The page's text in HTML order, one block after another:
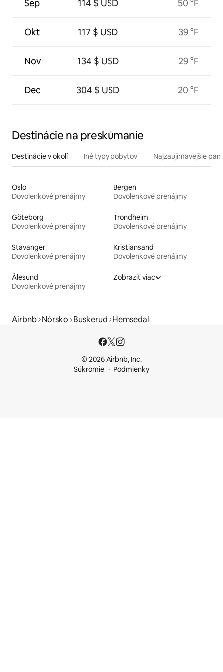
Sep
Okt
Nov
Dec
114 $ USD
117 $ USD
134 $ USD
304 $ USD
50 °F
39 °F
29 °F
20 °F
Destinácie na preskúmanie
Destinácie v okolí Iné typy pobytov Najzaujímavejšie
Oslo
Dovolenkové prenájmy
Bergen
Dovolenkové prenájmy
Göteborg
Dovolenkové prenájmy
Trondheim
Dovolenkové prenájmy
Stavanger
Dovolenkové prenájmy
Kristiansand
Dovolenkové prenájmy
Ålesund
Dovolenkové prenájmy
Zobraziť viac
Airbnb Nórsko Buskerud Hemsedal
© 2026 Airbnb, Inc.
Súkromie
Podmienky